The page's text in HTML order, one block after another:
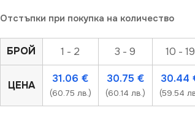
Отстъпки при покупка на количество
БРОЙ 1 - 2 3 - 9 10 - 19
ЦЕНА
31.06€
(60.75 лв.)
30.75 €
(60.14 лв.)
30.44
(59.54